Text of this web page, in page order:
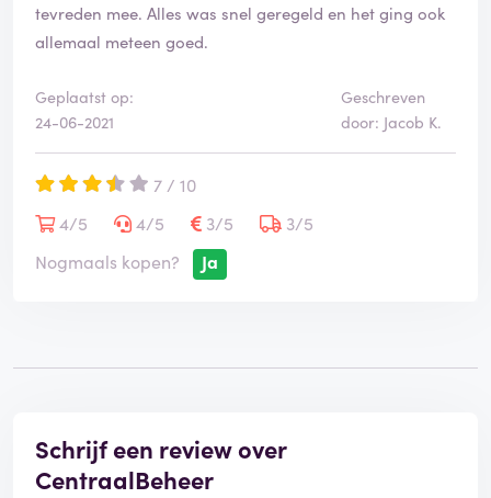
tevreden mee. Alles was snel geregeld en het ging ook
allemaal meteen goed.
Geplaatst op:
24-06-2021
Geschreven
door: Jacob K.
7 / 10
4/5
4/5 3/5
3/5
Nogmaals kopen?
Ja
Schrijf een review over
CentraalBeheer